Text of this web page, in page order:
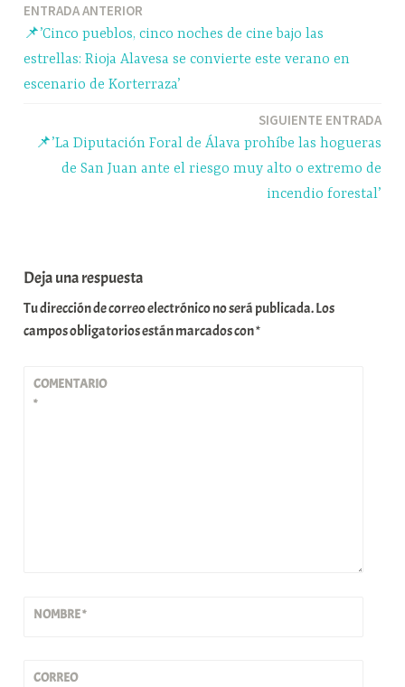
ppm rti
r
Navegación
de
entradas
ENTRADA ANTERIOR
📌’Cinco pueblos, cinco noches de cine bajo las
estrellas: Rioja Alavesa se convierte este verano en
escenario de Korterraza’
SIGUIENTE ENTRADA
📌’La Diputación Foral de Álava prohíbe las hogueras
de San Juan ante el riesgo muy alto o extremo de
incendio forestal’
Deja una respuesta
Tu dirección de correo electrónico no será publicada.Los
campos obligatorios están marcados con*
COMENTARIO
*
NOMBRE*
CORREO